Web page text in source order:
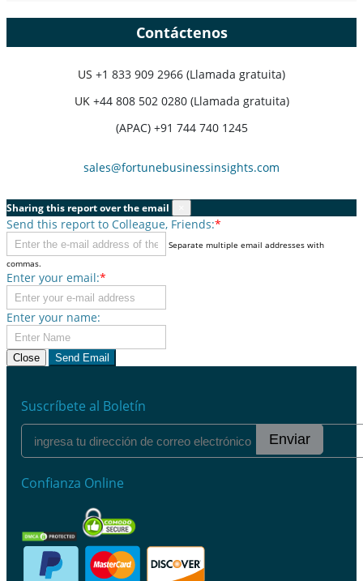
Contáctenos
US +1 833 909 2966 (Llamada gratuita)
UK +44 808 502 0280 (Llamada gratuita)
(APAC) +91 744 740 1245
sales@fortunebusinessinsights.com
Sharing this report over the email
Send this report to Colleague, Friends:*
Separate multiple email addresses with
commas.
Enter your email:*
Enter your name:
Close Send Email
Suscríbete al Boletín
Enviar
Confianza Online